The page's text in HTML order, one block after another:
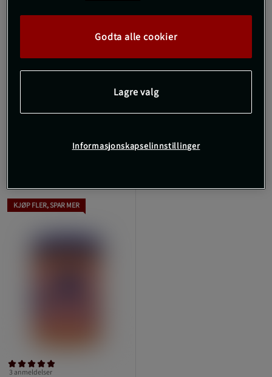
Butter 80 g
KJØP FLER, SPAR MER
3 anmeldelser
Godta alle cookier
Lagre valg
Informasjonskapselinnstillinger